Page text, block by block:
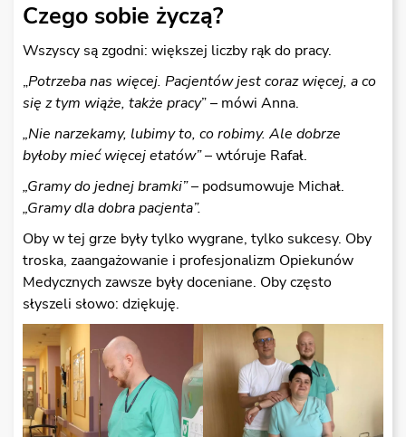
Czego sobie życzą?
Wszyscy są zgodni: większej liczby rąk do pracy.
„Potrzeba nas więcej. Pacjentów jest coraz więcej, a co
się z tym wiąże, także pracy” – mówi Anna.
„Nie narzekamy, lubimy to, co robimy. Ale dobrze
byłoby mieć więcej etatów”– wtóruje Rafał.
„Gramy do jednej bramki”– podsumowuje Michał.
„Gramy dla dobra pacjenta”.
Oby w tej grze były tylko wygrane, tylko sukcesy. Oby
troska, zaangażowanie i profesjonalizm Opiekunów
Medycznych zawsze były doceniane. Oby często
słyszeli słowo: dziękuję.